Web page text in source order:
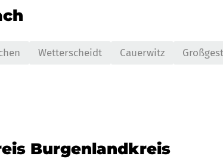
Wetterscheidt Cauerwitz
Burgenlandkreis